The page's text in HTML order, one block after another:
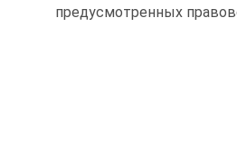
предусмотренных